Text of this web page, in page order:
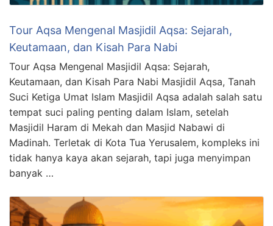
Tour Aqsa Mengenal Masjidil Aqsa: Sejarah,
Keutamaan, dan Kisah Para Nabi
Tour Aqsa Mengenal Masjidil Aqsa: Sejarah,
Keutamaan, dan Kisah Para Nabi Masjidil Aqsa, Tanah
Suci Ketiga Umat Islam Masjidil Aqsa adalah salah satu
tempat suci paling penting dalam Islam, setelah
Masjidil Haram di Mekah dan Masjid Nabawi di
Madinah. Terletak di Kota Tua Yerusalem, kompleks ini
tidak hanya kaya akan sejarah, tapi juga menyimpan
banyak …